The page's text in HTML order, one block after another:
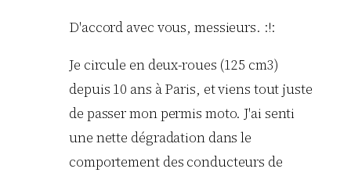
D'accord avec vous, messieurs. :!:
Je circule en deux-roues (125 cm3)
depuis 10 ans à Paris, et viens tout juste
de passer mon permis moto. J'ai senti
une nette dégradation dans le
comportement des conducteurs de